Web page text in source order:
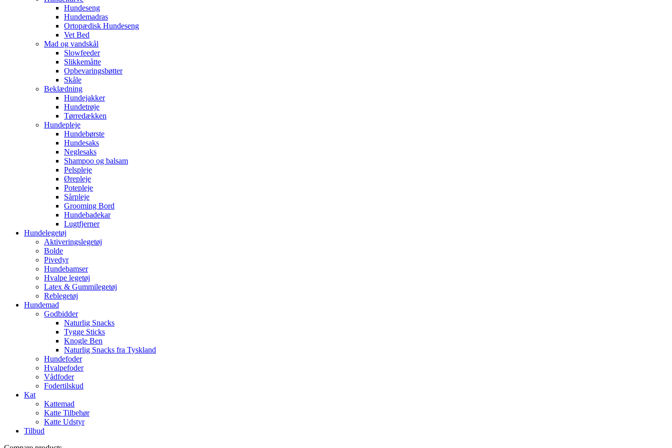
Hundeseng
Hundemadras
Ortopædisk Hundeseng
Vet Bed
Mad og vandskål
Slowfeeder
Slikkemåtte
Opbevaringsbøtter
Skåle
Beklædning
Hundejakker
Hundetrøje
Tørredækken
Hundepleje
Hundebørste
Hundesaks
Neglesaks
Shampoo og balsam
Pelspleje
Ørepleje
Potepleje
Sårpleje
Grooming Bord
Hundebadekar
Lugtfjerner
Hundelegetøj
Aktiveringslegetøj
Bolde
Pivedyr
Hundebamser
Hvalpe legetøj
Latex & Gummilegetøj
Reblegetøj
Hundemad
Godbidder
Naturlig Snacks
Tygge Sticks
Knogle Ben
Naturlig Snacks fra Tyskland
Hundefoder
Hvalpefoder
Vådfoder
Fodertilskud
Kat
Kattemad
Katte Tilbehør
Katte Udstyr
Tilbud